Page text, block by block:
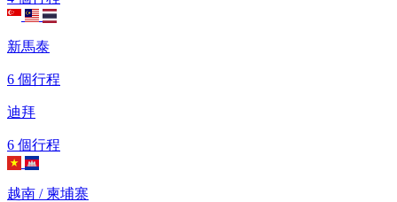
新馬泰
6 個行程
迪拜
6 個行程
越南 / 柬埔寨